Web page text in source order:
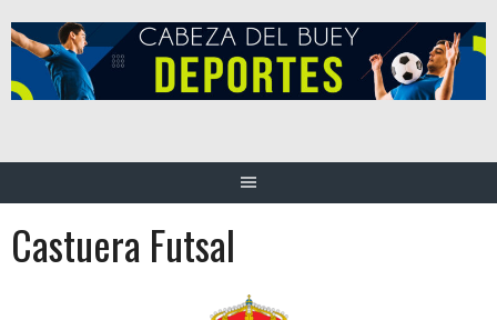
al
contenido
Castuera Futsal